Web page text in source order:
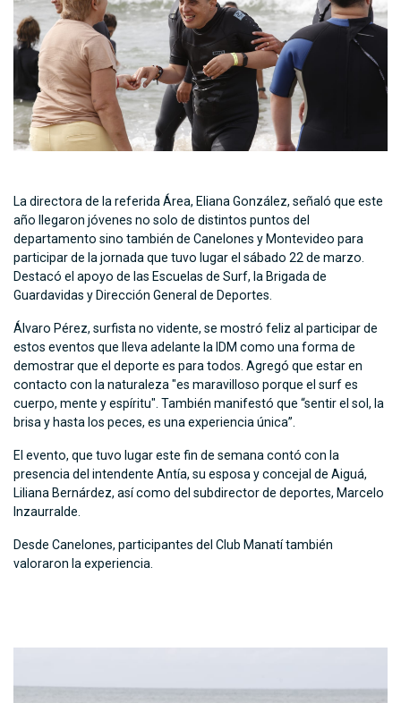
La directora de la referida Área, Eliana González, señaló que este
año llegaron jóvenes no solo de distintos puntos del
departamento sino también de Canelones y Montevideo para
participar de la jornada que tuvo lugar el sábado 22 de marzo.
Destacó el apoyo de las Escuelas de Surf, la Brigada de
Guardavidas y Dirección General de Deportes.
Álvaro Pérez, surfista no vidente, se mostró feliz al participar de
estos eventos que lleva adelante la IDM como una forma de
demostrar que el deporte es para todos. Agregó que estar en
contacto con la naturaleza "es maravilloso porque el surf es
cuerpo, mente y espíritu". También manifestó que “sentir el sol, la
brisa y hasta los peces, es una experiencia única”.
El evento, que tuvo lugar este fin de semana contó con la
presencia del intendente Antía, su esposa y concejal de Aiguá,
Liliana Bernárdez, así como del subdirector de deportes, Marcelo
Inzaurralde.
Desde Canelones, participantes del Club Manatí también
valoraron la experiencia.